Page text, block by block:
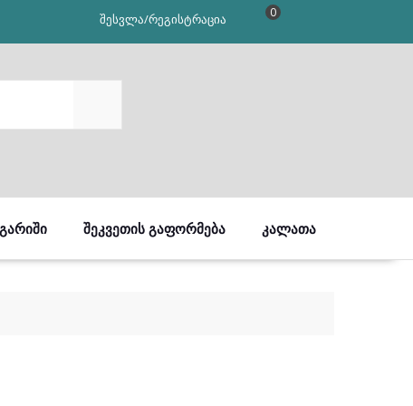
შესვლა/რეგისტრაცია 0
ᲨᲔᲙᲕᲔᲗᲘᲡ ᲒᲐᲤᲝᲠᲛᲔᲑᲐ ᲙᲐᲚᲐᲗᲐ